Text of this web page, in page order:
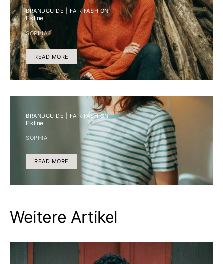
BRANDGUIDE | FAIR FASHION
Elkline
SOPHIA
READ MORE
BRANDGUIDE | FAIR FASHION
Elkline
SOPHIA
READ MORE
Weitere Artikel